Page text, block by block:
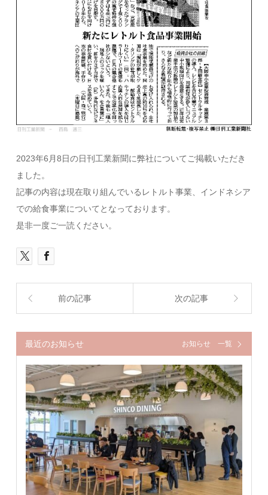
2023年6月8日の日刊工業新聞に弊社についてご掲載いただき
ました。
記事の内容は現在取り組んでいるレトルト事業、インドネシア
での給食事業についてとなっております。
是非一度ご一読ください。
前の記事 次の記事
最近のお知らせ お知らせ 一覧